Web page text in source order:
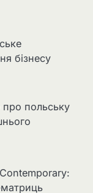
бізнесу
польську